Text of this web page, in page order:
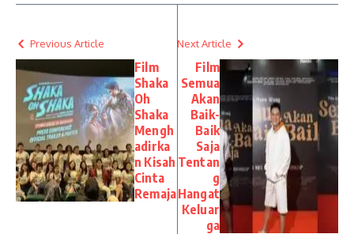
Previous Article
Film
Shaka
Oh
Shaka
Mengh
adirka
n Kisah
Cinta
Remaja
Next Article
Film
Semua
Akan
Baik-
Baik
Saja
Tentan
g
Hangat
Keluar
ga